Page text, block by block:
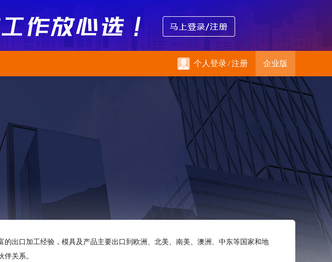
个人登录/注册 企业版
出口加工经验，模具及产品主要出口到欧洲、北美、南美、澳洲、中东等国家和地
关系。